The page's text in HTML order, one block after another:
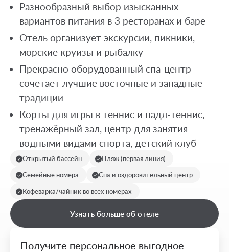
Разнообразный выбор изысканных
вариантов питания в 3 ресторанах и баре
Отель организует экскурсии, пикники,
морские круизы и рыбалку
Прекрасно оборудованный спа-центр
сочетает лучшие восточные и западные
традиции
Корты для игры в теннис и падл-теннис,
тренажёрный зал, центр для занятия
водными видами спорта, детский клуб
Открытый бассейн
Пляж (первая линия)
Семейные номера
Спа и оздоровительный центр
Кофеварка/чайник во всех номерах
Узнать больше об отеле
Получите персональное выгодное